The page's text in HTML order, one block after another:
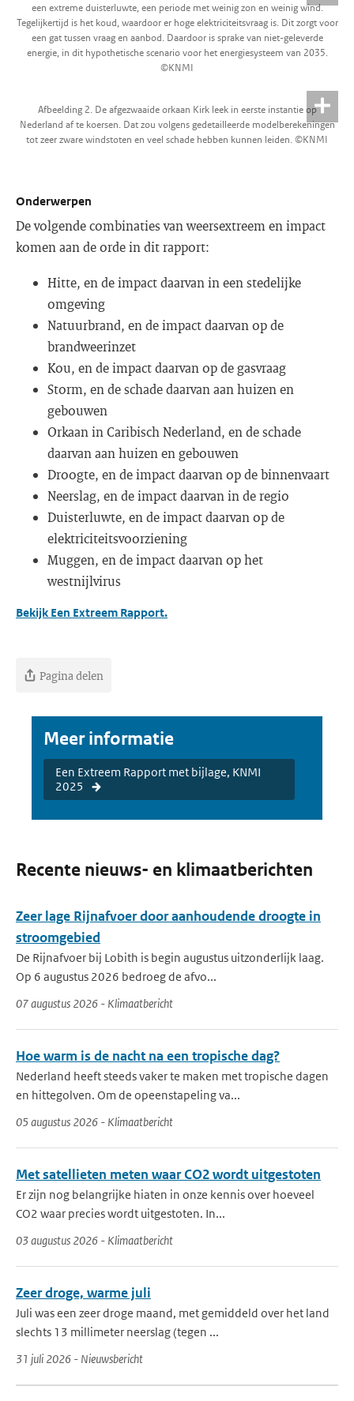
een extreme duisterluwte, een periode met weinig zon en weinig wind.
Tegelijkertijd is het koud, waardoor er hoge elektriciteitsvraag is. Dit zorgt voor
een gat tussen vraag en aanbod. Daardoor is sprake van niet-geleverde
energie, in dit hypothetische scenario voor het energiesysteem van 2035.
©KNMI
Afbeelding 2. De afgezwaaide orkaan Kirk leek in eerste instantie op
Nederland af te koersen. Dat zou volgens gedetailleerde modelberekeningen
tot zeer zware windstoten en veel schade hebben kunnen leiden. ©KNMI
Onderwerpen
De volgende combinaties van weersextreem en impact
komen aan de orde in dit rapport:
Hitte, en de impact daarvan in een stedelijke
omgeving
Natuurbrand, en de impact daarvan op de
brandweerinzet
Kou, en de impact daarvan op de gasvraag
Storm, en de schade daarvan aan huizen en
gebouwen
Orkaan in Caribisch Nederland, en de schade
daarvan aan huizen en gebouwen
Droogte, en de impact daarvan op de binnenvaart
Neerslag, en de impact daarvan in de regio
Duisterluwte, en de impact daarvan op de
elektriciteitsvoorziening
Muggen, en de impact daarvan op het
westnijlvirus
Bekijk Een Extreem Rapport.
Pagina delen
Meer informatie
Een Extreem Rapport met bijlage, KNMI
2025
Recente nieuws- en klimaatberichten
Zeer lage Rijnafvoer door aanhoudende droogte in
stroomgebied
De Rijnafvoer bij Lobith is begin augustus uitzonderlijk laag.
Op 6 augustus 2026 bedroeg de afvo...
07 augustus 2026 - Klimaatbericht
Hoe warm is de nacht na een tropische dag?
Nederland heeft steeds vaker te maken met tropische dagen
en hittegolven. Om de opeenstapeling va...
05 augustus 2026 - Klimaatbericht
Met satellieten meten waar CO2 wordt uitgestoten
Er zijn nog belangrijke hiaten in onze kennis over hoeveel
CO2 waar precies wordt uitgestoten. In...
03 augustus 2026 - Klimaatbericht
Zeer droge, warme juli
Juli was een zeer droge maand, met gemiddeld over het land
slechts 13 millimeter neerslag (tegen ...
31 juli 2026 - Nieuwsbericht